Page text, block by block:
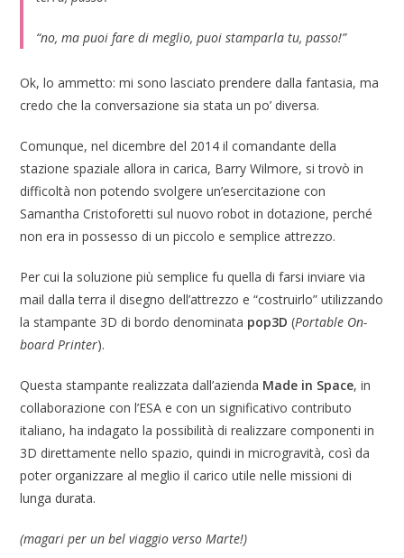
“no, ma puoi fare di meglio, puoi stamparla tu, passo!”
Ok, lo ammetto: mi sono lasciato prendere dalla fantasia, ma
credo che la conversazione sia stata un po’ diversa.
Comunque, nel dicembre del 2014 il comandante della
stazione spaziale allora in carica, Barry Wilmore, si trovò in
difficoltà non potendo svolgere un’esercitazione con
Samantha Cristoforetti sul nuovo robot in dotazione, perché
non era in possesso di un piccolo e semplice attrezzo.
Per cui la soluzione più semplice fu quella di farsi inviare via
mail dalla terra il disegno dell’attrezzo e “costruirlo” utilizzando
la stampante 3D di bordo denominata pop3D (Portable On-
board Printer).
Questa stampante realizzata dall’azienda Made in Space, in
collaborazione con l’ESA e con un significativo contributo
italiano, ha indagato la possibilità di realizzare componenti in
3D direttamente nello spazio, quindi in microgravità, così da
poter organizzare al meglio il carico utile nelle missioni di
lunga durata.
(magari per un bel viaggio verso Marte!)